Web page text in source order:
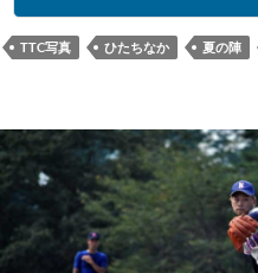
TTC写真 ひたちなか 夏の陣